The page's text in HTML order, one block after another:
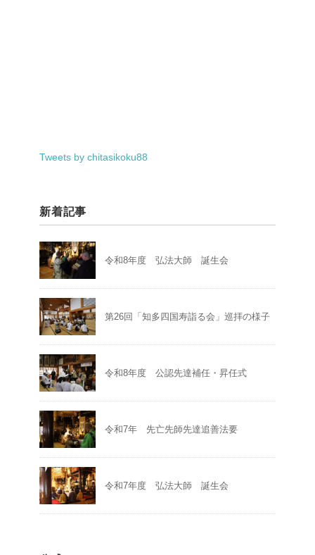
Tweets by chitasikoku88
新着記事
令和8年度 弘法大師 誕生会
第26回「知多四国寿詣る会」巡拝の様子
令和8年度 公認先達補任・昇任式
令和7年 先亡先師先達追善法要
令和7年度 弘法大師 誕生会